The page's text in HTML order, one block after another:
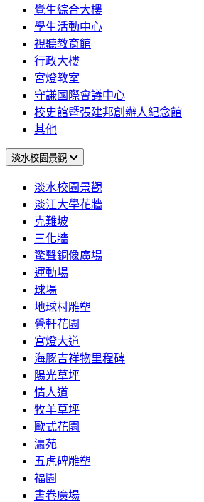
覺生綜合大樓
學生活動中心
視聽教育館
行政大樓
宮燈教室
守謙國際會議中心
校史館暨張建邦創辦人紀念館
其他
淡水校園景觀
淡水校園景觀
淡江大學花牆
克難坡
三化牆
驚聲銅像廣場
運動場
球場
地球村雕塑
覺軒花園
宮燈大道
海豚吉祥物里程碑
陽光草坪
情人道
牧羊草坪
歐式花園
瀛苑
五虎碑雕塑
福園
書卷廣場